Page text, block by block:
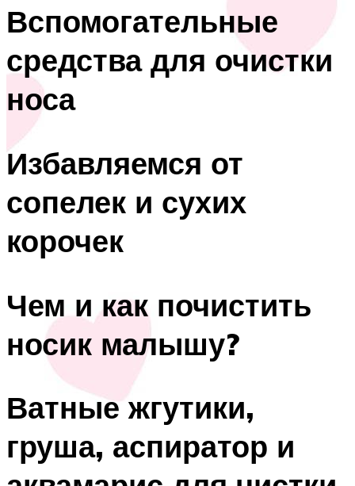
Вспомогательные
средства для очистки
носа
Избавляемся от
сопелек и сухих
корочек
Чем и как почистить
носик малышу?
Ватные жгутики,
груша, аспиратор и